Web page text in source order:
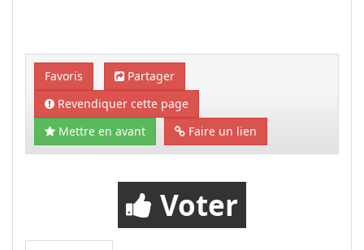
Favoris
Partager
Revendiquer cette page
Mettre en avant
Faire un lien
Voter